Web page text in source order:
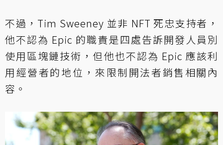
不過，Tim Sweeney 並非 NFT 死忠支持者，
他不認為 Epic 的職責是四處告訴開發人員別
使用區塊鏈技術，但他也不認為 Epic 應該利
用經營者的地位，來限制開法者銷售相關內
容。